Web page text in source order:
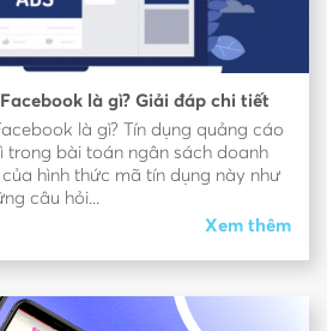
là gì? Giải đáp chi tiết
là gì? Tín dụng quảng cáo
trong bài toán ngân sách doanh
hình thức mã tín dụng này như
câu hỏi...
Xem thêm